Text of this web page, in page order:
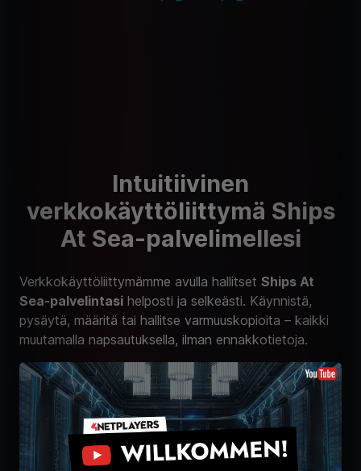
Intuitiivinen
verkkokäyttöliittymä Ships
At Sea-palvelimellesi
Verkkokäyttöliittymämme avulla hallitset Ships At
Sea-palvelintasi helposti ja selkeästi. Käynnistä,
pysäytä, määritä tai hallitse varmuuskopioita – kaikki
muutamalla napsautuksella, ilman ennakkotietoja.